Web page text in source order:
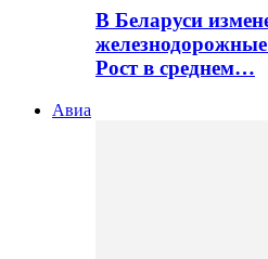
В Беларуси
железнодорожные
Рост в среднем…
Авиа